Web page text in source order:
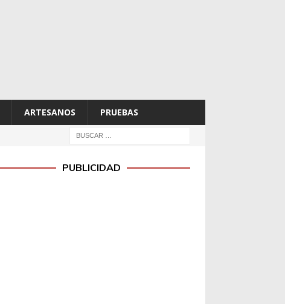
ARTESANOS PRUEBAS
PUBLICIDAD